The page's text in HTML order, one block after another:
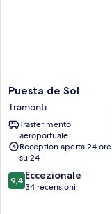
Puesta
de
Sol
Tramonti
Puesta de Sol
Tramonti
Trasferimento
aeroportuale
Reception aperta 24 ore
su 24
9.4
su
9,4 Eccezionale
34 recensioni